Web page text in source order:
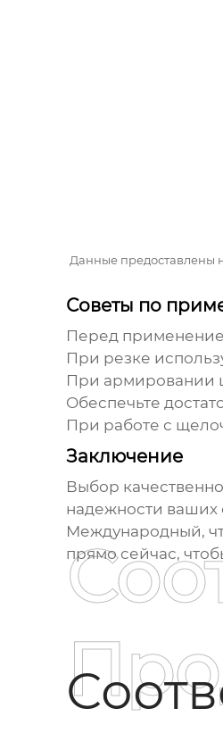
Данные предоставлены
Советы по
Перед
При резке
При армировании
Обеспечьте
При работе с
Заключение
Выбор
надежности ваших
Международный,
прямо сейчас,